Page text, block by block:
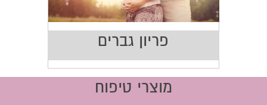
מוצרי טיפוח
פריון גברים